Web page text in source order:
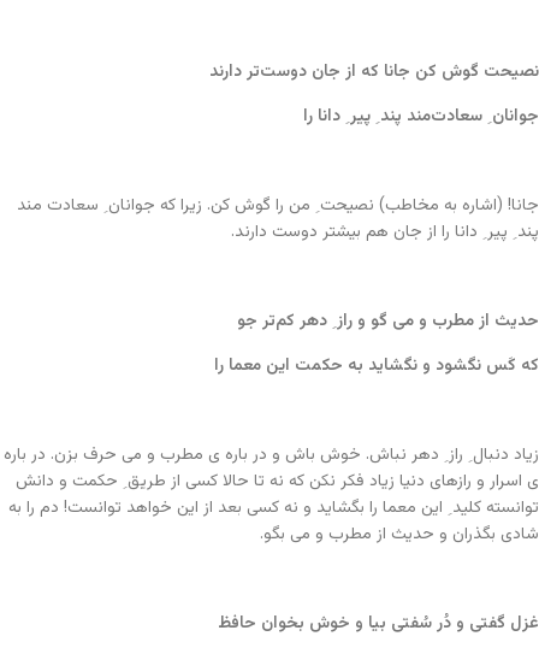
نصیحت گوش کن جانا که از جان دوست‌تر دارند
جوانان ِ سعادت‌مند پند ِ پیر ِ دانا را
جانا! (اشاره به مخاطب) نصیحت ِ من را گوش کن. زیرا که جوانان ِ سعادت مند
پند ِ پیر ِ دانا را از جان هم بیشتر دوست دارند.
حدیث از مطرب و می گو و راز ِ دهر کم‌تر جو
که کَس نگشود و نگشاید به حکمت این معما را
زیاد دنبال ِ راز ِ دهر نباش. خوش باش و در باره ی مطرب و می حرف بزن. در باره
ی اسرار و رازهای دنیا زیاد فکر نکن که نه تا حالا کسی از طریق ِ حکمت و دانش
توانسته کلید ِ این معما را بگشاید و نه کسی بعد از این خواهد توانست! دم را به
شادی بگذران و حدیث از مطرب و می بگو.
غزل گفتی و دُر سُفتی بیا و خوش بخوان حافظ